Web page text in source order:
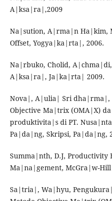
A|ksa|ra|,2009
Na|sution, A|rma|n Ha|kim,
Offset, Yogya|ka|rta|, 2006.
Na|rbuko, Cholid,
A|ksa|ra|, Ja|ka|rta| 2009.
Nova|, A|ulia| Sri dha|rma|,
Objective Ma|trix (OMA|X)
produktivita|s di PT.
Pa|da|ng, Skripsi, Pa|da|ng,
Summa|nth, D.J,
Ma|na|gement, McGra|w-Hill
Sa|tria|, Wa|hyu,